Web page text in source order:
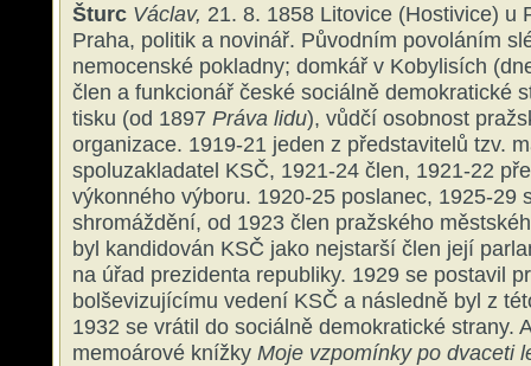
Šturc Václav, 21. 8. 1858 Litovice (Hostivice) u
Praha, politik a novinář. Původním povoláním
nemocenské pokladny; domkář v Kobylisích
člen a funkcionář české sociálně demokratické
tisku (od 1897 Práva lidu), vůdčí osobnost
organizace. 1919-21 jeden z představitelů tzv.
spoluzakladatel KSČ, 1921-24 člen, 1921-22
výkonného výboru. 1920-25 poslanec, 1925-29
shromáždění, od 1923 člen pražského
byl kandidován KSČ jako nejstarší člen její
na úřad prezidenta republiky. 1929 se postavil
bolševizujícímu vedení KSČ a následně byl z
1932 se vrátil do sociálně demokratické strany.
memoárové knížky Moje vzpomínky po dvaceti